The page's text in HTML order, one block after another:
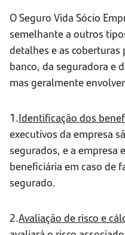
O Seguro Vida Sócio
semelhante a outros
detalhes e as
banco, da seguradora e
mas geralmente
1.Identificação dos
executivos da empresa
segurados, e a empresa
beneficiária em caso de
segurado.
2.Avaliação de risco e